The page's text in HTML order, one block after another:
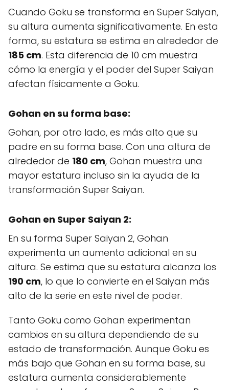
Cuando Goku se transforma en Super Saiyan,
su altura aumenta significativamente. En esta
forma, su estatura se estima en alrededor de
185 cm. Esta diferencia de 10 cm muestra
cómo la energía y el poder del Super Saiyan
afectan físicamente a Goku.
Gohan en su forma base:
Gohan, por otro lado, es más alto que su
padre en su forma base. Con una altura de
alrededor de 180 cm, Gohan muestra una
mayor estatura incluso sin la ayuda de la
transformación Super Saiyan.
Gohan en Super Saiyan 2:
En su forma Super Saiyan 2, Gohan
experimenta un aumento adicional en su
altura. Se estima que su estatura alcanza los
190 cm, lo que lo convierte en el Saiyan más
alto de la serie en este nivel de poder.
Tanto Goku como Gohan experimentan
cambios en su altura dependiendo de su
estado de transformación. Aunque Goku es
más bajo que Gohan en su forma base, su
estatura aumenta considerablemente